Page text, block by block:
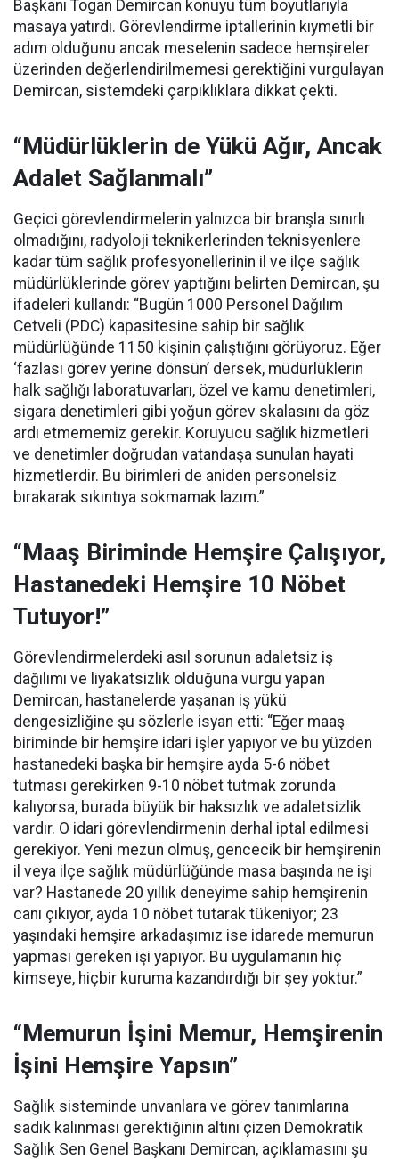
Başkanı Togan Demircan konuyu tüm boyutlarıyla
masaya yatırdı. Görevlendirme iptallerinin kıymetli bir
adım olduğunu ancak meselenin sadece hemşireler
üzerinden değerlendirilmemesi gerektiğini vurgulayan
Demircan, sistemdeki çarpıklıklara dikkat çekti.
“Müdürlüklerin de Yükü Ağır, Ancak
Adalet Sağlanmalı”
Geçici görevlendirmelerin yalnızca bir branşla sınırlı
olmadığını, radyoloji teknikerlerinden teknisyenlere
kadar tüm sağlık profesyonellerinin il ve ilçe sağlık
müdürlüklerinde görev yaptığını belirten Demircan, şu
ifadeleri kullandı: “Bugün 1000 Personel Dağılım
Cetveli (PDC) kapasitesine sahip bir sağlık
müdürlüğünde 1150 kişinin çalıştığını görüyoruz. Eğer
‘fazlası görev yerine dönsün’ dersek, müdürlüklerin
halk sağlığı laboratuvarları, özel ve kamu denetimleri,
sigara denetimleri gibi yoğun görev skalasını da göz
ardı etmememiz gerekir. Koruyucu sağlık hizmetleri
ve denetimler doğrudan vatandaşa sunulan hayati
hizmetlerdir. Bu birimleri de aniden personelsiz
bırakarak sıkıntıya sokmamak lazım.”
“Maaş Biriminde Hemşire Çalışıyor,
Hastanedeki Hemşire 10 Nöbet
Tutuyor!”
Görevlendirmelerdeki asıl sorunun adaletsiz iş
dağılımı ve liyakatsizlik olduğuna vurgu yapan
Demircan, hastanelerde yaşanan iş yükü
dengesizliğine şu sözlerle isyan etti: “Eğer maaş
biriminde bir hemşire idari işler yapıyor ve bu yüzden
hastanedeki başka bir hemşire ayda 5-6 nöbet
tutması gerekirken 9-10 nöbet tutmak zorunda
kalıyorsa, burada büyük bir haksızlık ve adaletsizlik
vardır. O idari görevlendirmenin derhal iptal edilmesi
gerekiyor. Yeni mezun olmuş, gencecik bir hemşirenin
il veya ilçe sağlık müdürlüğünde masa başında ne işi
var? Hastanede 20 yıllık deneyime sahip hemşirenin
canı çıkıyor, ayda 10 nöbet tutarak tükeniyor; 23
yaşındaki hemşire arkadaşımız ise idarede memurun
yapması gereken işi yapıyor. Bu uygulamanın hiç
kimseye, hiçbir kuruma kazandırdığı bir şey yoktur.”
“Memurun İşini Memur, Hemşirenin
İşini Hemşire Yapsın”
Sağlık sisteminde unvanlara ve görev tanımlarına
sadık kalınması gerektiğinin altını çizen Demokratik
Sağlık Sen Genel Başkanı Demircan, açıklamasını şu